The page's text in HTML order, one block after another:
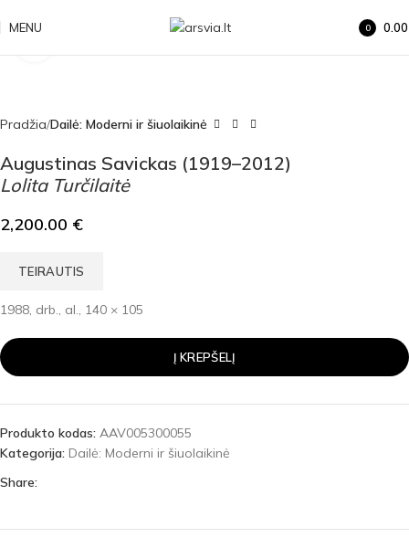
MENU
0
Pradžia Dailė: Moderni ir šiuolaikinė
Augustinas Savickas (1919–2012)
Lolita Turčilaitė
2,200.00 €
TEIRAUTIS
1988, drb., al., 140 × 105
Į KREPŠELĮ
Produkto kodas: AAV005300055
Kategorija: Dailė: Moderni ir šiuolaikinė
Share: